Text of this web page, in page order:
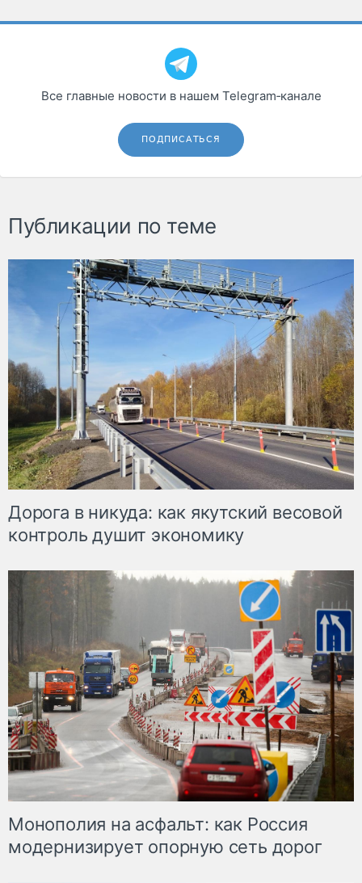
Все главные новости в нашем Telegram‑канале
ПОДПИСАТЬСЯ
Публикации по теме
Дорога в никуда: как якутский весовой
контроль душит экономику
Монополия на асфальт: как Россия
модернизирует опорную сеть дорог